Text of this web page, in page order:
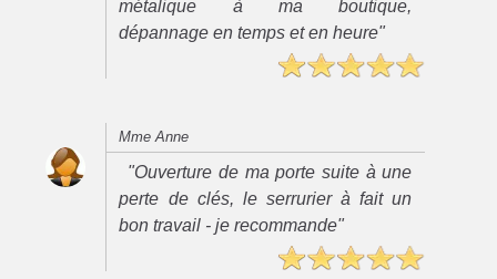
métalique à ma boutique,
dépannage en temps et en heure"
Mme Anne
"Ouverture de ma porte suite à une
perte de clés, le serrurier à fait un
bon travail - je recommande"